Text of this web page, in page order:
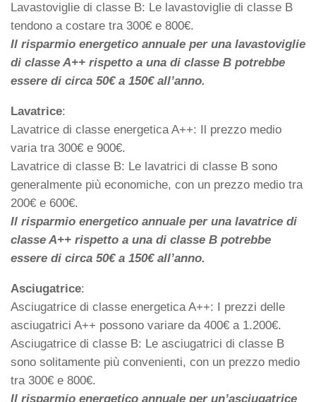
Lavastoviglie di classe B: Le lavastoviglie di classe B
tendono a costare tra 300€ e 800€.
Il risparmio energetico annuale per una lavastoviglie
di classe A++ rispetto a una di classe B potrebbe
essere di circa 50€ a 150€ all’anno.
Lavatrice:
Lavatrice di classe energetica A++: Il prezzo medio
varia tra 300€ e 900€.
Lavatrice di classe B: Le lavatrici di classe B sono
generalmente più economiche, con un prezzo medio tra
200€ e 600€.
Il risparmio energetico annuale per una lavatrice di
classe A++ rispetto a una di classe B potrebbe
essere di circa 50€ a 150€ all’anno.
Asciugatrice:
Asciugatrice di classe energetica A++: I prezzi delle
asciugatrici A++ possono variare da 400€ a 1.200€.
Asciugatrice di classe B: Le asciugatrici di classe B
sono solitamente più convenienti, con un prezzo medio
tra 300€ e 800€.
Il risparmio energetico annuale per un’asciugatrice